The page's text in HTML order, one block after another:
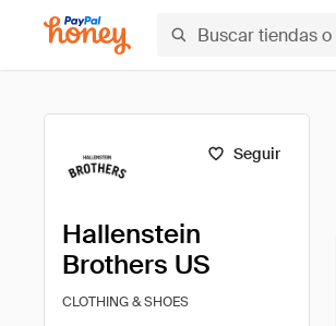
Seguir
Hallenstein
Brothers US
CLOTHING & SHOES